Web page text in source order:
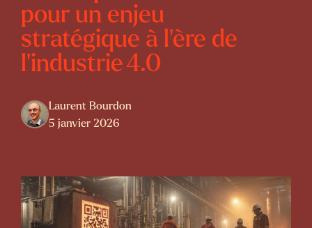
pour un enjeu
stratégique à l’ère de
l’industrie 4.0
Laurent Bourdon
5 janvier 2026